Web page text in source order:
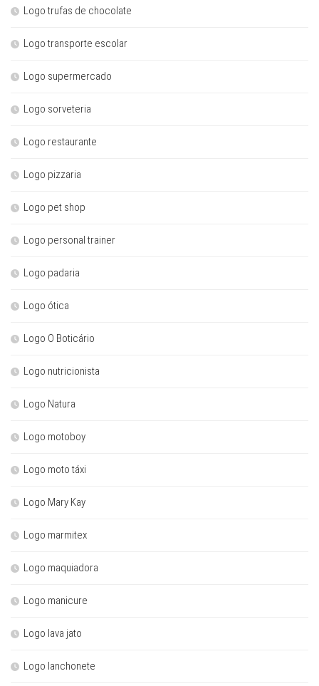
Logo trufas de chocolate
Logo transporte escolar
Logo supermercado
Logo sorveteria
Logo restaurante
Logo pizzaria
Logo pet shop
Logo personal trainer
Logo padaria
Logo ótica
Logo O Boticário
Logo nutricionista
Logo Natura
Logo motoboy
Logo moto táxi
Logo Mary Kay
Logo marmitex
Logo maquiadora
Logo manicure
Logo lava jato
Logo lanchonete